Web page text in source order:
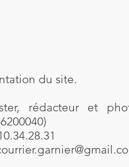
du site.
rédacteur et